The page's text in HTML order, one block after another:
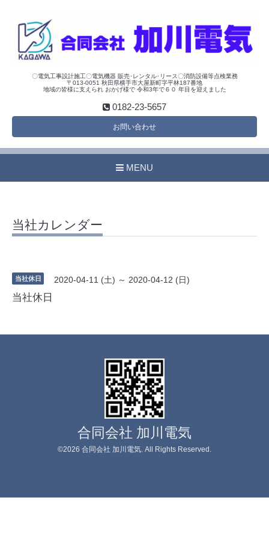
〇電気工事設計施工〇電気機器 販売･レンタル･リース〇消防設備等点検業務
〒013-0051 秋田県横手市大屋新町字平林187番地
地域の皆様に支えられ おかげ様で 令和3年で６０ 年目を迎えました
0182-23-5657
お問い合わせ
MENU
当社カレンダー
当社休日 2020-04-11 (土) ～ 2020-04-12 (日)
当社休日
合同会社 加川電気
©2026 合同会社 加川電気 . All Rights Reserved.